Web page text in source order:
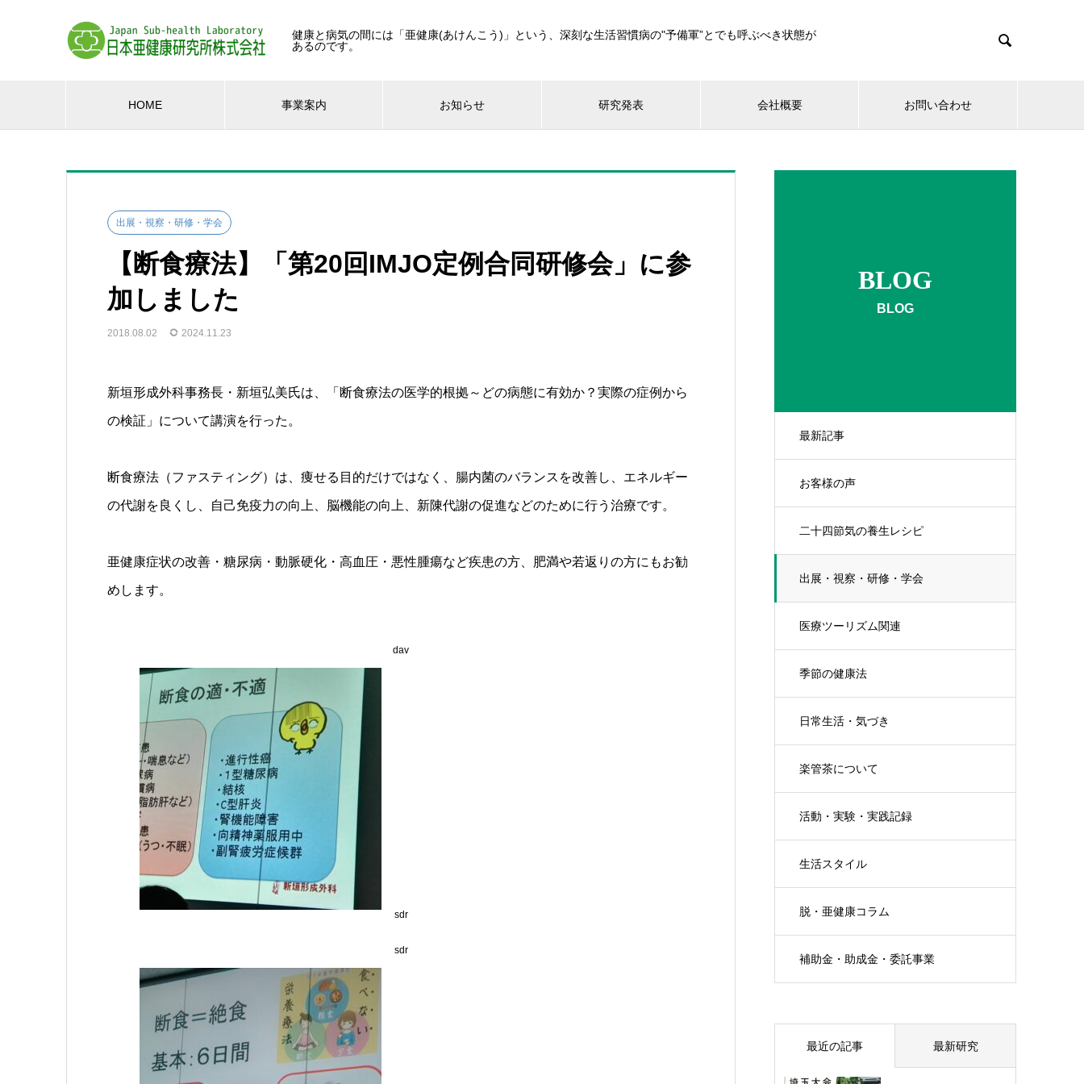
健康と病気の間には「亜健康(あけんこう)」という、深刻な生活習慣病の"予備軍”とでも呼ぶべき状態が
あるのです。

HOME 事業案内 お知らせ 研究発表 会社概要 お問い合わせ
BLOG
BLOG
最新記事
お客様の声
二十四節気の養生レシピ
出展・視察・研修・学会
医療ツーリズム関連
季節の健康法
日常生活・気づき
楽管茶について
活動・実験・実践記録
生活スタイル
脱・亜健康コラム
補助金・助成金・委託事業
出展・視察・研修・学会
【断食療法】「第20回IMJO定例合同研修会」に参
加しました
2018.08.02 2024.11.23
新垣形成外科事務長・新垣弘美氏は、「断食療法の医学的根拠～どの病態に有効か？実際の症例から
の検証」について講演を行った。
断食療法（ファスティング）は、痩せる目的だけではなく、腸内菌のバランスを改善し、エネルギー
の代謝を良くし、自己免疫力の向上、脳機能の向上、新陳代謝の促進などのために行う治療です。
亜健康症状の改善・糖尿病・動脈硬化・高血圧・悪性腫瘍など疾患の方、肥満や若返りの方にもお勧
めします。
dav
sdr
sdr
最近の記事 最新研究